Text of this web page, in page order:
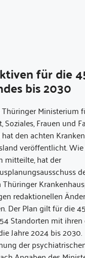
für die
bis 2030
Thüringer Ministerium
Soziales, Frauen und
hat den achten
veröffentlicht.
mitteilte, hat der
redaktionellen
Der Plan gilt für die
Standorten mit
Jahre 2024 bis 2030.
der